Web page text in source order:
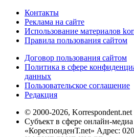
Контакты
Реклама на сайте
Использование материалов
Правила пользования сайтом
Договор пользования сайтом
Политика в сфере
данных
Пользовательское соглашение
Редакция
© 2000-2026, Korrespondent.net
Субъект в сфере онлайн-
«КореспонденТ.net» Адрес: